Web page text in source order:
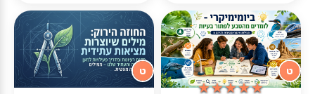
★★★★★
★★★★★
ט ט